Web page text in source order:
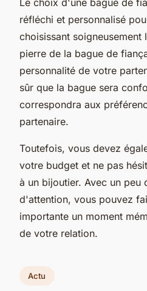
réfléchi et personnalisé
choisissant soigneusement
pierre de la bague de
personnalité de votre
sûr que la bague sera
correspondra aux
partenaire.
Toutefois, vous devez
votre budget et ne pas
à un bijoutier. Avec un peu
d'attention, vous pouvez
importante un moment
de votre relation.
Actu